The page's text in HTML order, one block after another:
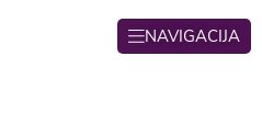
NAVIGACIJA